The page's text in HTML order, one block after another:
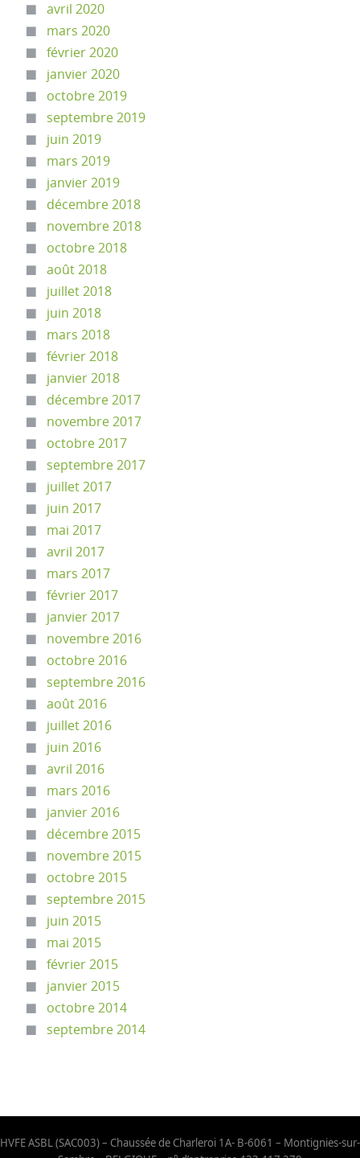
avril 2020
mars 2020
février 2020
janvier 2020
octobre 2019
septembre 2019
juin 2019
mars 2019
janvier 2019
décembre 2018
novembre 2018
octobre 2018
août 2018
juillet 2018
juin 2018
mars 2018
février 2018
janvier 2018
décembre 2017
novembre 2017
octobre 2017
septembre 2017
juillet 2017
juin 2017
mai 2017
avril 2017
mars 2017
février 2017
janvier 2017
novembre 2016
octobre 2016
septembre 2016
août 2016
juillet 2016
juin 2016
avril 2016
mars 2016
janvier 2016
décembre 2015
novembre 2015
octobre 2015
septembre 2015
juin 2015
mai 2015
février 2015
janvier 2015
octobre 2014
septembre 2014
HVFE ASBL (SAC003) – Chaussée de Charleroi 1A- B-6061 – Montignies-sur-